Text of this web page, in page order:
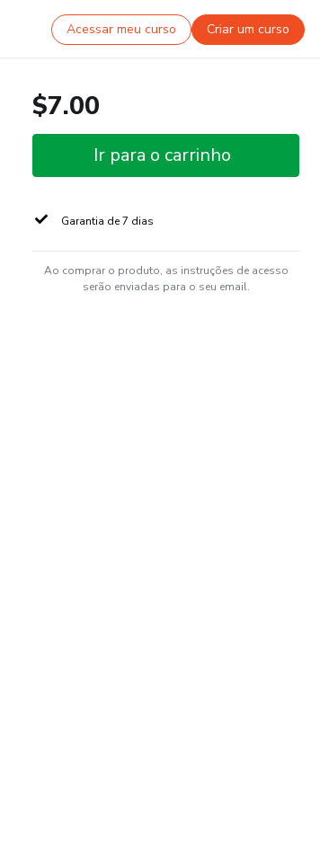
Acessar meu curso Criar um curso
$7.00
Ir para o carrinho
Garantia de 7 dias
Ao comprar o produto, as instruções de acesso
serão enviadas para o seu email.